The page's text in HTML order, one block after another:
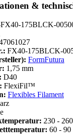
&
175BLCK-
FX40-175BLCK-
FormFutura
1,75 mm
D40
FlexiFil™
Flexibles Filament
230 -
60 - 90